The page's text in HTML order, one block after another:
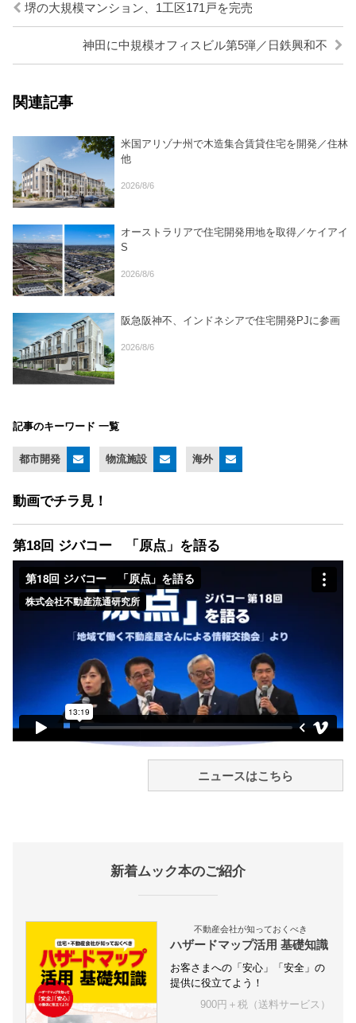
堺の大規模マンション、1工区171戸を完売
神田に中規模オフィスビル第5弾／日鉄興和不
関連記事
米国アリゾナ州で木造集合賃貸住宅を開発／住林
他
2026/8/6
オーストラリアで住宅開発用地を取得／ケイアイ
S
2026/8/6
阪急阪神不、インドネシアで住宅開発PJに参画
2026/8/6
記事のキーワード 一覧
都市開発 物流施設 海外
動画でチラ見！
第18回 ジバコー 「原点」を語る
ニュースはこちら
新着ムック本のご紹介
不動産会社が知っておくべき
ハザードマップ活用 基礎知識
お客さまへの「安心」「安全」の
提供に役立てよう！
900円＋税（送料サービス）